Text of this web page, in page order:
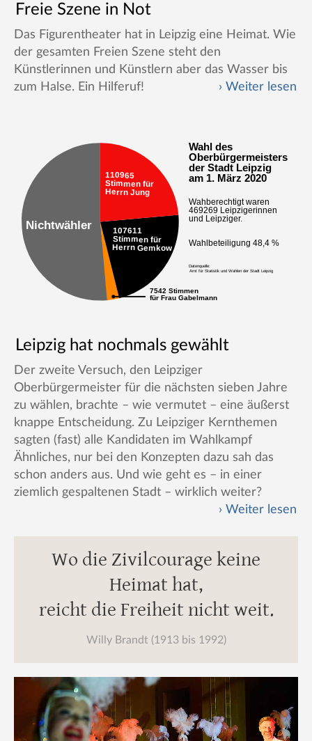
Freie Szene in Not
Das Figurentheater hat in Leipzig eine Heimat. Wie
der gesamten Freien Szene steht den
Künstlerinnen und Künstlern aber das Wasser bis
zum Halse. Ein Hilferuf!
Weiter lesen
Leipzig hat nochmals gewählt
Der zweite Versuch, den Leipziger
Oberbürgermeister für die nächsten sieben Jahre
zu wählen, brachte – wie vermutet – eine äußerst
knappe Entscheidung. Zu Leipziger Kernthemen
sagten (fast) alle Kandidaten im Wahlkampf
Ähnliches, nur bei den Konzepten dazu sah das
schon anders aus. Und wie geht es – in einer
ziemlich gespaltenen Stadt – wirklich weiter?
Weiter lesen
Wo die Zivilcourage keine
Heimat hat,
reicht die Freiheit nicht weit.
Willy Brandt (1913 bis 1992)